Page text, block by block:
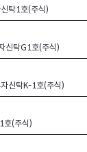
탁1호(주식)
신탁G1호(주식)
신탁K-1호(주식)
호(주식)